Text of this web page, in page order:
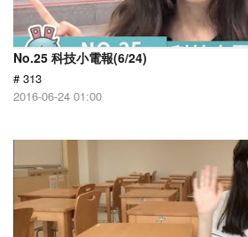
No.25 科技小電報(6/24)
# 313
2016-06-24 01:00